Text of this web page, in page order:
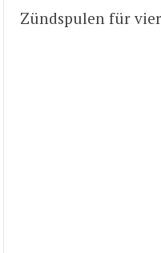
Zündspulen für